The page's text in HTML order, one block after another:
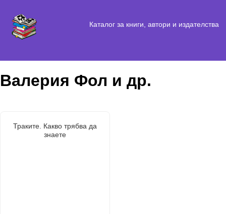
Каталог за книги, автори и издателства
Валерия Фол и др.
Траките. Какво трябва да
знаете